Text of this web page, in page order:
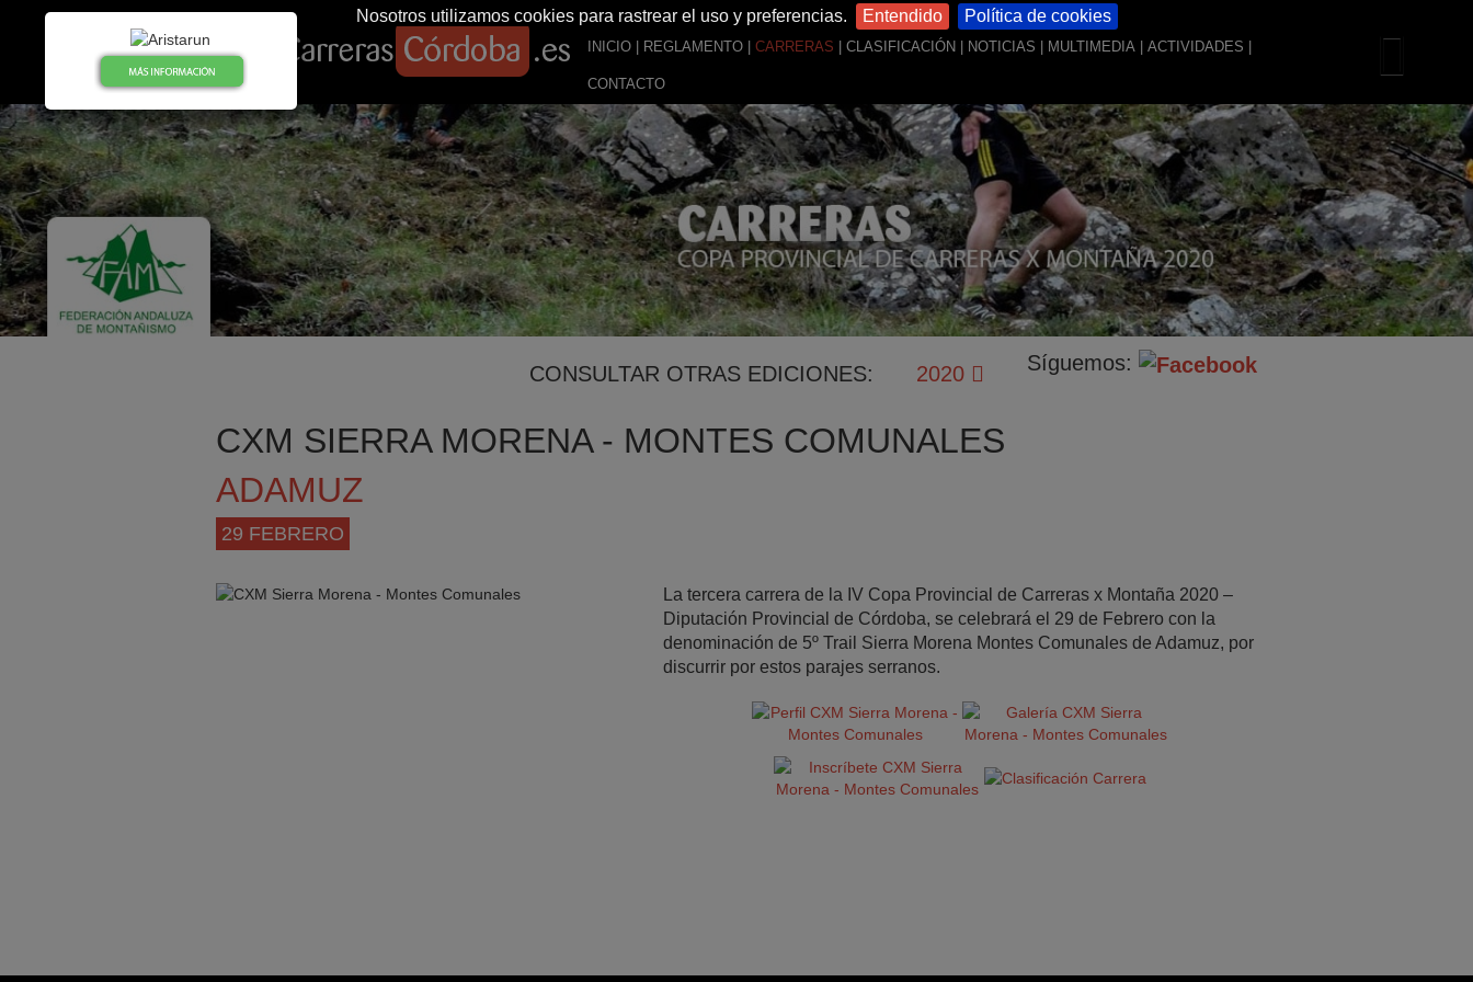
Nosotros utilizamos cookies para rastrear el uso y preferencias. Entendido Política de cookies
INICIO REGLAMENTO CARRERAS CLASIFICACIÓN NOTICIAS MULTIMEDIA ACTIVIDADES
CONTACTO
CONSULTAR OTRAS EDICIONES: 2020 Síguemos:
CXM SIERRA MORENA - MONTES COMUNALES
ADAMUZ
29 FEBRERO
La tercera carrera de la IV Copa Provincial de Carreras x Montaña 2020 –
Diputación Provincial de Córdoba, se celebrará el 29 de Febrero con la
denominación de 5º Trail Sierra Morena Montes Comunales de Adamuz, por
discurrir por estos parajes serranos.